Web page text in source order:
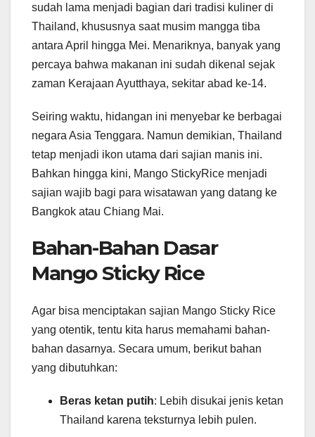
sudah lama menjadi bagian dari tradisi kuliner di
Thailand, khususnya saat musim mangga tiba
antara April hingga Mei. Menariknya, banyak yang
percaya bahwa makanan ini sudah dikenal sejak
zaman Kerajaan Ayutthaya, sekitar abad ke-14.
Seiring waktu, hidangan ini menyebar ke berbagai
negara Asia Tenggara. Namun demikian, Thailand
tetap menjadi ikon utama dari sajian manis ini.
Bahkan hingga kini, Mango StickyRice menjadi
sajian wajib bagi para wisatawan yang datang ke
Bangkok atau Chiang Mai.
Bahan-Bahan Dasar
Mango Sticky Rice
Agar bisa menciptakan sajian Mango Sticky Rice
yang otentik, tentu kita harus memahami bahan-
bahan dasarnya. Secara umum, berikut bahan
yang dibutuhkan:
Beras ketan putih: Lebih disukai jenis ketan
Thailand karena teksturnya lebih pulen.